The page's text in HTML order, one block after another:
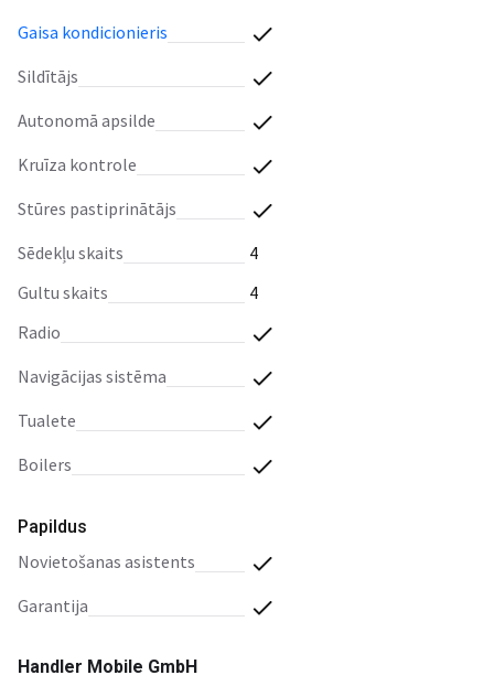
gaisa kondicionieris
sildītājs
autonomā apsilde
kruīza kontrole
stūres pastiprinātājs
sēdekļu skaits
4
gultu skaits
4
radio
navigācijas sistēma
tualete
boilers
Papildus
novietošanas asistents
garantija
Handler Mobile GmbH